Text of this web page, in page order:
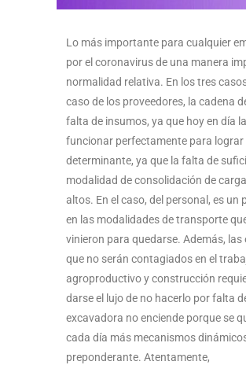
Lo más importante para cualquier
por el coronavirus de una manera
normalidad relativa. En los tres
caso de los proveedores, la cadena
falta de insumos, ya que hoy en día
funcionar perfectamente para
determinante, ya que la falta de
modalidad de consolidación de
altos. En el caso, del personal, es
en las modalidades de transporte
vinieron para quedarse. Además,
que no serán contagiados en el
agroproductivo y construcción
darse el lujo de no hacerlo por falta
excavadora no enciende porque se
cada día más mecanismos
preponderante. Atentamente,